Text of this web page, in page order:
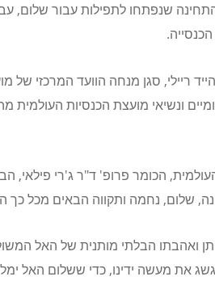
שנפתחו לתפילות עבור שלום,
ריילי, סגן מנחה הוועד המרכזי של
ונשיאי מועצת הכנסיות העולמית
הכומר פרופ' ד"ר ג'רי פילאי,
שלום, נחמה ותקווה הבאים מכל כך
ואהבתו הבלתי מותנית של האל
את מעשה ידינו, כדי ששלום האל